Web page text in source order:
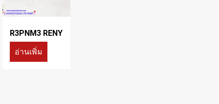
R3PNM3 RENY
อ่านเพิ่ม